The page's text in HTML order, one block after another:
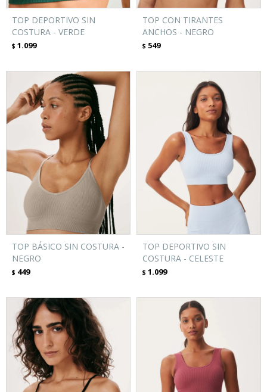
TOP DEPORTIVO SIN
COSTURA - VERDE
$ 1.099
TOP CON TIRANTES
ANCHOS - NEGRO
$ 549
TOP BÁSICO SIN COSTURA -
NEGRO
$ 449
TOP DEPORTIVO SIN
COSTURA - CELESTE
$ 1.099